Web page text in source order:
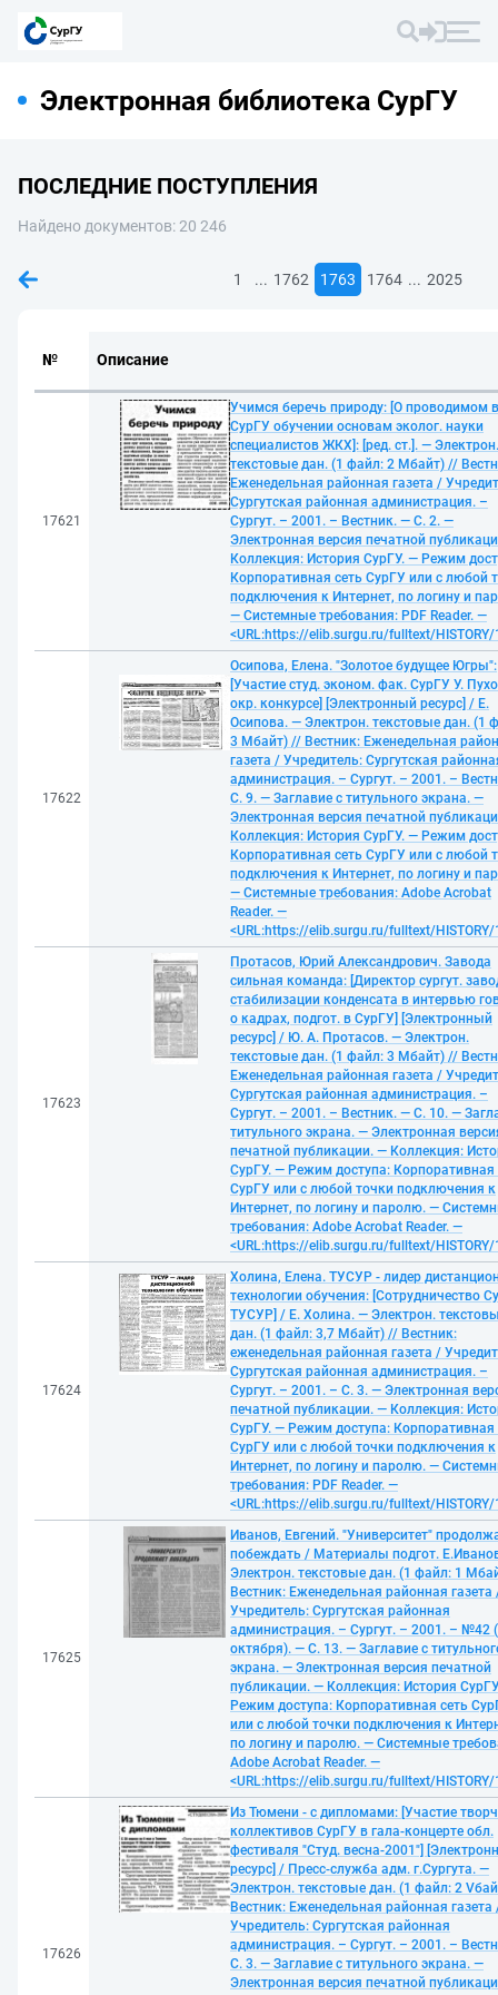
Электронная библиотека СурГУ
ПОСЛЕДНИЕ ПОСТУПЛЕНИЯ
Найдено документов: 20 246
1 ... 1762 1763 1764 ... 2025
№ Описание
17621
Учимся беречь природу: [О проводимом в
СурГУ обучении основам эколог. науки
специалистов ЖКХ]: [ред. ст.]. — Электрон.
текстовые дан. (1 файл: 2 Мбайт) //
Еженедельная районная газета /
Сургутская районная администрация. –
Сургут. – 2001. – Вестник. — С. 2. —
Электронная версия печатной
Коллекция: История СурГУ. — Режим
Корпоративная сеть СурГУ или с любой
подключения к Интернет, по логину и
— Системные требования: PDF Reader. —
<URL:https://elib.surgu.ru/fulltext/HISTORY/
17622
Осипова, Елена. "Золотое будущее Югры":
[Участие студ. эконом. фак. СурГУ У.
окр. конкурсе] [Электронный ресурс] / Е.
Осипова. — Электрон. текстовые дан. (1
3 Мбайт) // Вестник: Еженедельная
газета / Учредитель: Сургутская
администрация. – Сургут. – 2001. –
С. 9. — Заглавие с титульного экрана. —
Электронная версия печатной
Коллекция: История СурГУ. — Режим
Корпоративная сеть СурГУ или с любой
подключения к Интернет, по логину и
— Системные требования: Adobe Acrobat
Reader. —
<URL:https://elib.surgu.ru/fulltext/HISTORY/
17623
Протасов, Юрий Александрович. Завода
сильная команда: [Директор сургут.
стабилизации конденсата в интервью
о кадрах, подгот. в СурГУ] [Электронный
ресурс] / Ю. А. Протасов. — Электрон.
текстовые дан. (1 файл: 3 Мбайт) //
Еженедельная районная газета /
Сургутская районная администрация. –
Сургут. – 2001. – Вестник. — С. 10. —
титульного экрана. — Электронная
печатной публикации. — Коллекция:
СурГУ. — Режим доступа: Корпоративная
СурГУ или с любой точки подключения к
Интернет, по логину и паролю. —
требования: Adobe Acrobat Reader. —
<URL:https://elib.surgu.ru/fulltext/HISTORY/
17624
Холина, Елена. ТУСУР - лидер
технологии обучения: [Сотрудничество
ТУСУР] / Е. Холина. — Электрон.
дан. (1 файл: 3,7 Мбайт) // Вестник:
еженедельная районная газета /
Сургутская районная администрация. –
Сургут. – 2001. – С. 3. — Электронная
печатной публикации. — Коллекция:
СурГУ. — Режим доступа: Корпоративная
СурГУ или с любой точки подключения к
Интернет, по логину и паролю. —
требования: PDF Reader. —
<URL:https://elib.surgu.ru/fulltext/HISTORY/
17625
Иванов, Евгений. "Университет"
побеждать / Материалы подгот.
Электрон. текстовые дан. (1 файл: 1
Вестник: Еженедельная районная газета
Учредитель: Сургутская районная
администрация. – Сургут. – 2001. – №42
октября). — С. 13. — Заглавие с
экрана. — Электронная версия печатной
публикации. — Коллекция: История
Режим доступа: Корпоративная сеть
или с любой точки подключения к
по логину и паролю. — Системные
Adobe Acrobat Reader. —
<URL:https://elib.surgu.ru/fulltext/HISTORY/
17626
Из Тюмени - с дипломами: [Участие
коллективов СурГУ в гала-концерте обл.
фестиваля "Студ. весна-2001"]
ресурс] / Пресс-служба адм. г.Сургута. —
Электрон. текстовые дан. (1 файл: 2
Вестник: Еженедельная районная газета
Учредитель: Сургутская районная
администрация. – Сургут. – 2001. –
С. 3. — Заглавие с титульного экрана. —
Электронная версия печатной